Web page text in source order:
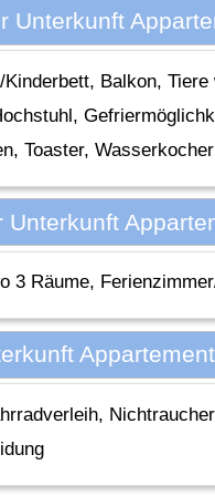
Unterkunft
Balkon,
Toaster, Wasserkocher
3 Räume,